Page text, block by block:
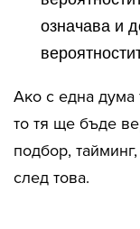
означава и
Ако с една дума
то тя ще бъде
подбор,
след това.